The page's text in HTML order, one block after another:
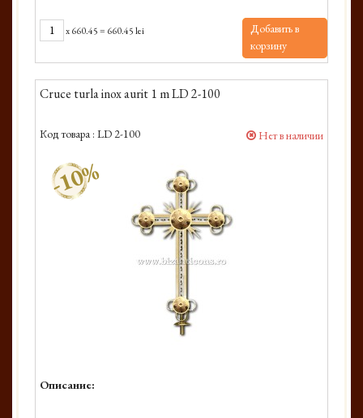
x660.45= 660.45 lei
Добавить в
корзину
Cruce turla inox aurit 1 m LD 2-100
Код товара : LD 2-100 Нет в наличии
-10%
Описание: